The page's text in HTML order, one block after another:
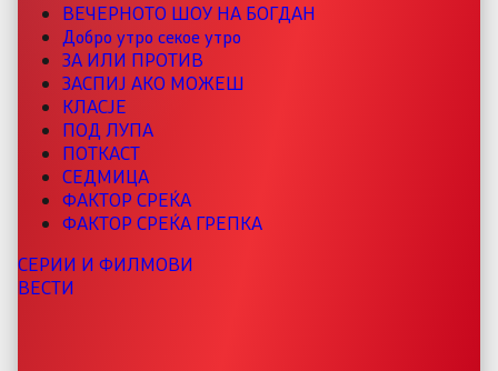
ВЕЧЕРНОТО ШОУ НА БОГДАН
Добро утро секое утро
ЗА ИЛИ ПРОТИВ
ЗАСПИЈ АКО МОЖЕШ
КЛАСЈЕ
ПОД ЛУПА
ПОТКАСТ
СЕДМИЦА
ФАКТОР СРЕЌА
ФАКТОР СРЕЌА ГРЕПКА
СЕРИИ И ФИЛМОВИ
ВЕСТИ